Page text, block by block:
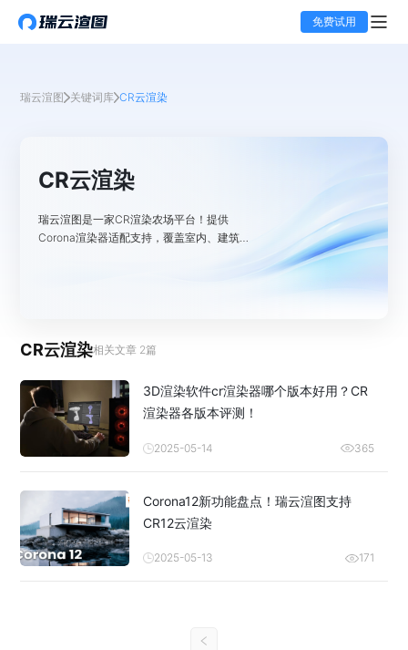
免费试用
瑞云渲图 关键词库 CR云渲染
CR云渲染
瑞云渲图是一家CR渲染农场平台！提供
Corona渲染器适配支持，覆盖室内、建筑等
CR云渲染相关文章 2篇
3D渲染软件cr渲染器哪个版本好用？CR
渲染器各版本评测！
2025-05-14 365
Corona12新功能盘点！瑞云渲图支持
CR12云渲染
2025-05-13 171